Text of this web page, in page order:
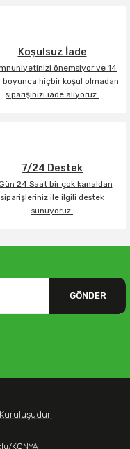
Koşulsuz İade
önemsiyor ve 14
boyunca hiçbir koşul olmadan
siparişinizi iade alıyoruz.
7/24 Destek
24 Saat bir çok kanaldan
siparişleriniz ile ilgili destek
sunuyoruz.
GÖNDER
KONYA